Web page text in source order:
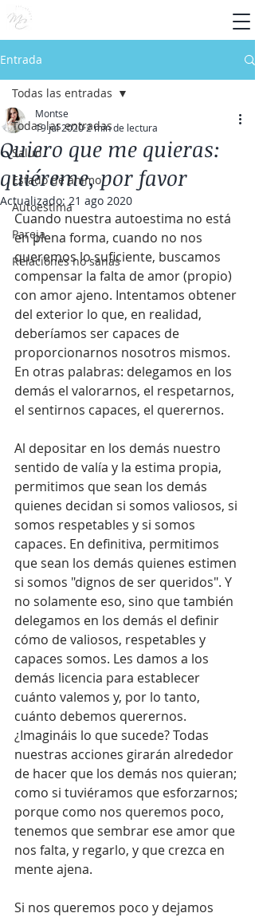
Entrada
Todas las entradas
Salud
Estado de ánimo
Autoestima
Pareja
Relaciones no sanas
Todas las entradas
Quiero que me quieras:
quiéreme, por favor
Montse
19 jul 20202 min de lectura
Actualizado: 21 ago 2020
Cuando nuestra autoestima no está
en plena forma, cuando no nos
queremos lo suficiente, buscamos
compensar la falta de amor (propio)
con amor ajeno. Intentamos obtener
del exterior lo que, en realidad,
deberíamos ser capaces de
proporcionarnos nosotros mismos.
En otras palabras: delegamos en los
demás el valorarnos, el respetarnos,
el sentirnos capaces, el querernos.
Al depositar en los demás nuestro
sentido de valía y la estima propia,
permitimos que sean los demás
quienes decidan si somos valiosos, si
somos respetables y si somos
capaces. En definitiva, permitimos
que sean los demás quienes estimen
si somos "dignos de ser queridos". Y
no solamente eso, sino que también
delegamos en los demás el definir
cómo de valiosos, respetables y
capaces somos. Les damos a los
demás licencia para establecer
cuánto valemos y, por lo tanto,
cuánto debemos querernos.
¿Imagináis lo que sucede? Todas
nuestras acciones girarán alrededor
de hacer que los demás nos quieran;
como si tuviéramos que esforzarnos;
porque como nos queremos poco,
tenemos que sembrar ese amor que
nos falta, y regarlo, y que crezca en
mente ajena.
Si nos queremos poco y dejamos